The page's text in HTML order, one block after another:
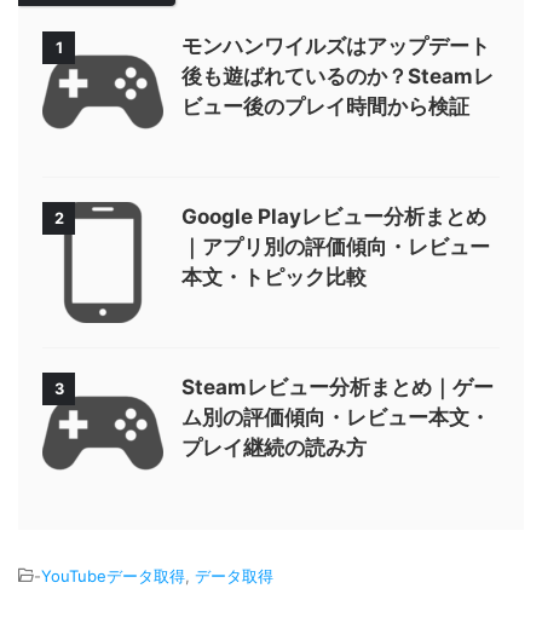
1
モンハンワイルズはアップデート
後も遊ばれているのか？Steamレ
ビュー後のプレイ時間から検証
2
Google Playレビュー分析まとめ
｜アプリ別の評価傾向・レビュー
本文・トピック比較
3
Steamレビュー分析まとめ｜ゲー
ム別の評価傾向・レビュー本文・
プレイ継続の読み方
-YouTubeデータ取得 データ取得